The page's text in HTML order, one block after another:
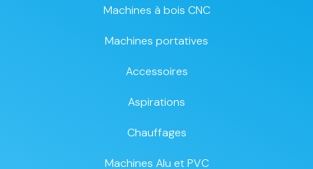
Machines à bois CNC
Machines portatives
Accessoires
Aspirations
Chauffages
Machines Alu et PVC